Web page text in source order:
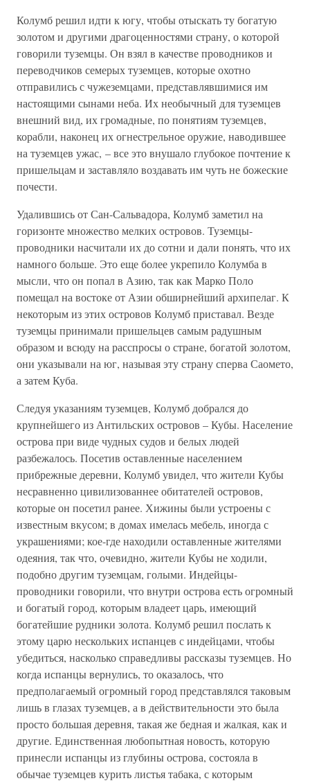
Колумб решил идти к югу, чтобы отыскать ту богатую
золотом и другими драгоценностями страну, о которой
говорили туземцы. Он взял в качестве проводников и
переводчиков семерых туземцев, которые охотно
отправились с чужеземцами, представлявшимися им
настоящими сынами неба. Их необычный для туземцев
внешний вид, их громадные, по понятиям туземцев,
корабли, наконец их огнестрельное оружие, наводившее
на туземцев ужас, – все это внушало глубокое почтение к
пришельцам и заставляло воздавать им чуть не божеские
почести.
Удалившись от Сан-Сальвадора, Колумб заметил на
горизонте множество мелких островов. Туземцы-
проводники насчитали их до сотни и дали понять, что их
намного больше. Это еще более укрепило Колумба в
мысли, что он попал в Азию, так как Марко Поло
помещал на востоке от Азии обширнейший архипелаг. К
некоторым из этих островов Колумб приставал. Везде
туземцы принимали пришельцев самым радушным
образом и всюду на расспросы о стране, богатой золотом,
они указывали на юг, называя эту страну сперва Саомето,
а затем Куба.
Следуя указаниям туземцев, Колумб добрался до
крупнейшего из Антильских островов – Кубы. Население
острова при виде чудных судов и белых людей
разбежалось. Посетив оставленные населением
прибрежные деревни, Колумб увидел, что жители Кубы
несравненно цивилизованнее обитателей островов,
которые он посетил ранее. Хижины были устроены с
известным вкусом; в домах имелась мебель, иногда с
украшениями; кое-где находили оставленные жителями
одеяния, так что, очевидно, жители Кубы не ходили,
подобно другим туземцам, голыми. Индейцы-
проводники говорили, что внутри острова есть огромный
и богатый город, которым владеет царь, имеющий
богатейшие рудники золота. Колумб решил послать к
этому царю нескольких испанцев с индейцами, чтобы
убедиться, насколько справедливы рассказы туземцев. Но
когда испанцы вернулись, то оказалось, что
предполагаемый огромный город представлялся таковым
лишь в глазах туземцев, а в действительности это была
просто большая деревня, такая же бедная и жалкая, как и
другие. Единственная любопытная новость, которую
принесли испанцы из глубины острова, состояла в
обычае туземцев курить листья табака, с которым